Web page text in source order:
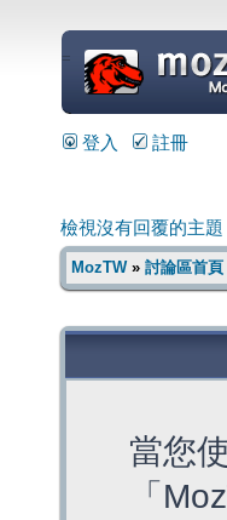
=
登入 註冊
檢視沒有回覆的主題
MozTW» 討論區首頁
當您
「